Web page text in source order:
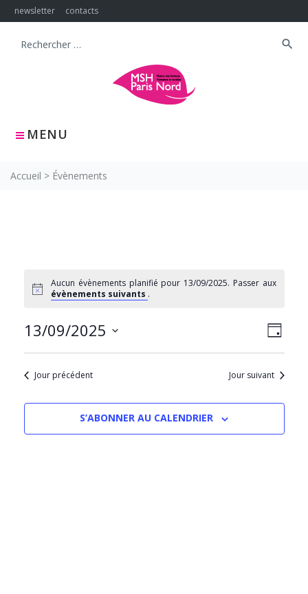
Skip
to
newsletter contacts
MENU
Search
search
Accueil > Évènements
Aucun évènements planifié pour 13/09/2025. Passer aux
évènements suivants .
PAR
de
vues
JOUR
13/09/2025
date.Jour précédent Jour suivant
S’ABONNER AU CALENDRIER